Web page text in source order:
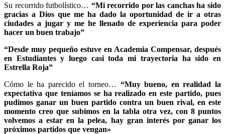
Su recorrido futbolístico… “Mi recorrido por las canchas ha sido
gracias a Dios que me ha dado la oportunidad de ir a otras
ciudades a jugar y me he llenado de experiencia para poder
hacer un buen trabajo”
“Desde muy pequeño estuve en Academia Compensar, después
en Estudiantes y luego casi toda mi trayectoria ha sido en
Estrella Roja”
Cómo le ha parecido el torneo… “Muy bueno, en realidad la
expectativa que teníamos se ha realizado en este partido, pues
pudimos ganar un buen partido contra un buen rival, en este
momento creo que subimos en la tabla otra vez, con 8 puntos
volvemos a estar en la pelea, hay gran interés por ganar los
próximos partidos que vengan»